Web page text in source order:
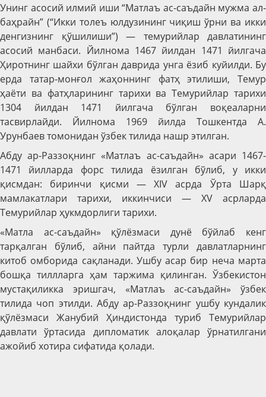
Унинг асосий илмий иши “Матлаъ ас-саъдайн мужма ал-
баҳрайн” (“Икки толеъ юлдузининг чиқиш ўрни ва икки
денгизнинг қўшилиши”) — темурийлар давлатининг
асосий манбаси. Йилнома 1467 йилдан 1471 йилгача
Ҳиротнинг шайхи бўлган даврида унга ёзиб куйилди. Бу
ерда татар-монғол жаҳоннинг фатҳ этилиши, Темур
ҳаёти ва фатҳларининг тарихи ва Темурийлар тарихи
1304 йилдан 1471 йилгача бўлган воқеаларни
тасвирлайди. Йилнома 1969 йилда Тошкентда A.
Урунбаев томонидан ўзбек тилида нашр этилган.
Абду ар-Раззоқнинг «Матлаъ ас-саъдайн» асари 1467-
1471 йилларда форс тилида ёзилган бўлиб, у икки
қисмдан: биринчи қисми — XIV асрда Ўрта Шарқ
мамлакатлари тарихи, иккинчиси — XV асрларда
Темурийлар ҳукмдорлиги тарихи.
«Матла ас-саъдайн» қўлёзмаси дунё бўйлаб кенг
тарқалган бўлиб, айни пайтда турли давлатларнинг
китоб омборида сақланади. Ушбу асар бир неча марта
бошқа тиллларга ҳам таржима қилинган. Ўзбекистон
мустақиликка эришгач, «Матлаъ ас-саъдайн» ўзбек
тилида чоп этилди. Абду ар-Раззоқнинг ушбу кундалик
қўлёзмаси Жанубий Ҳиндистонда туриб Темурийлар
давлати ўртасида дипломатик алоқалар ўрнатилгани
ажойиб хотира сифатида қолади.